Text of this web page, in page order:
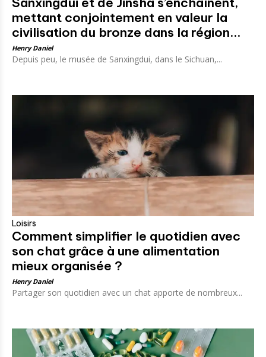
mettant conjointement en valeur la
civilisation du bronze dans la région...
Henry Daniel
Depuis peu, le musée de Sanxingdui, dans le Sichuan,...
Loisirs
Comment simplifier le quotidien avec
son chat grâce à une alimentation
mieux organisée ?
Henry Daniel
Partager son quotidien avec un chat apporte de nombreux...